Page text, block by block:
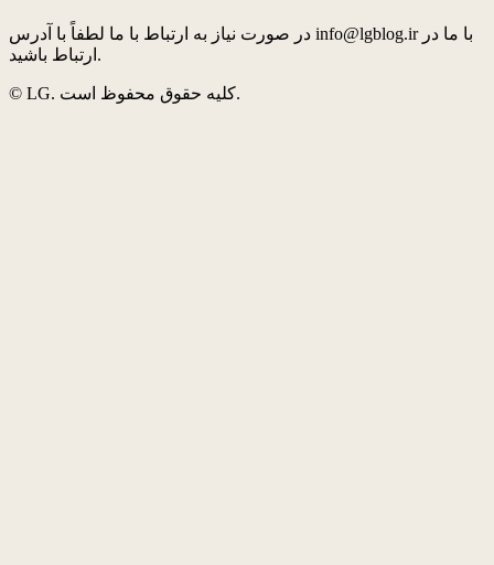
در صورت نیاز به ارتباط با ما لطفاً با آدرس info@lgblog.ir با ما در
ارتباط باشید.
© LG. کلیه حقوق محفوظ است.